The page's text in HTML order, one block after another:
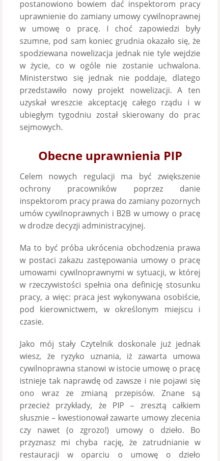
postanowiono bowiem dać inspektorom pracy
uprawnienie do zamiany umowy cywilnoprawnej
w umowę o pracę. I choć zapowiedzi były
szumne, pod sam koniec grudnia okazało się, że
spodziewana nowelizacja jednak nie tyle wejdzie
w życie, co w ogóle nie zostanie uchwalona.
Ministerstwo się jednak nie poddaje, dlatego
przedstawiło nowy projekt nowelizacji. A ten
uzyskał wreszcie akceptację całego rządu i w
ubiegłym tygodniu został skierowany do prac
sejmowych.
Obecne uprawnienia PIP
Celem nowych regulacji ma być zwiększenie
ochrony pracowników poprzez danie
inspektorom pracy prawa do zamiany pozornych
umów cywilnoprawnych i B2B w umowy o pracę
w drodze decyzji administracyjnej.
Ma to być próba ukrócenia obchodzenia prawa
w postaci zakazu zastępowania umowy o pracę
umowami cywilnoprawnymi w sytuacji, w której
w rzeczywistości spełnia ona definicję stosunku
pracy, a więc: praca jest wykonywana osobiście,
pod kierownictwem, w określonym miejscu i
czasie.
Jako mój stały Czytelnik doskonale już jednak
wiesz, że ryzyko uznania, iż zawarta umowa
cywilnoprawna stanowi w istocie umowę o pracę
istnieje tak naprawdę od zawsze i nie pojawi się
ono wraz ze zmianą przepisów. Znane są
przecież przykłady, że PIP – zresztą całkiem
słusznie – kwestionował zawarte umowy zlecenia
czy nawet (o zgrozo!) umowy o dzieło. Bo
przyznasz mi chyba rację, że zatrudnianie w
restauracji w oparciu o umowę o dzieło